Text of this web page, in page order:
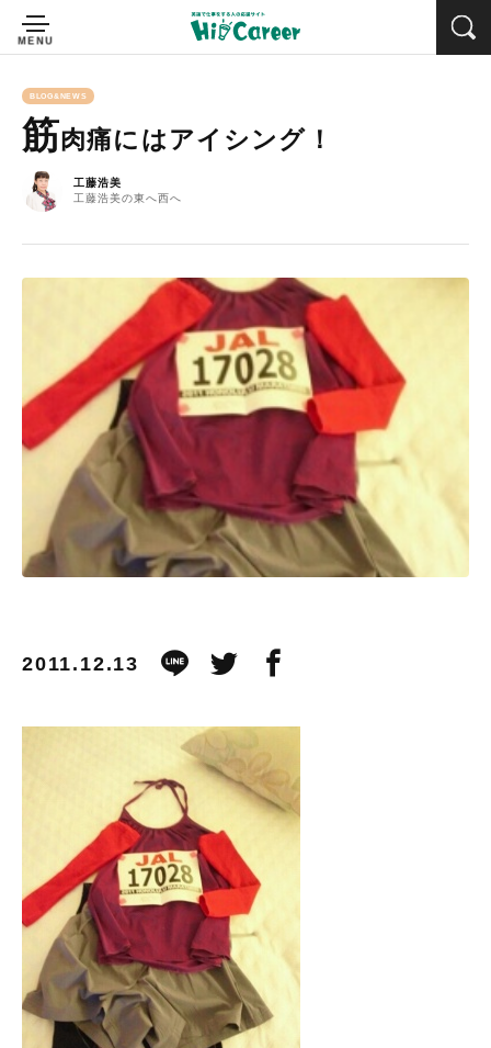
BLOG&NEWS
筋肉痛にはアイシング！
工藤浩美
工藤浩美の東へ西へ
2011.12.13